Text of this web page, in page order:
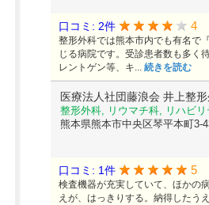
口コミ: 2件 4
整形外科では熊本市内でも有名で
じる病院です。受診患者数も多く
レントゲン等、キ... 続きを読む
医療法人社団藤浪会 井上整
整形外科, リウマチ科, リハビ
熊本県熊本市中央区琴平本町3-
口コミ: 1件 5
検査機器が充実していて、ほかの
えが、はっきりする。納得したう